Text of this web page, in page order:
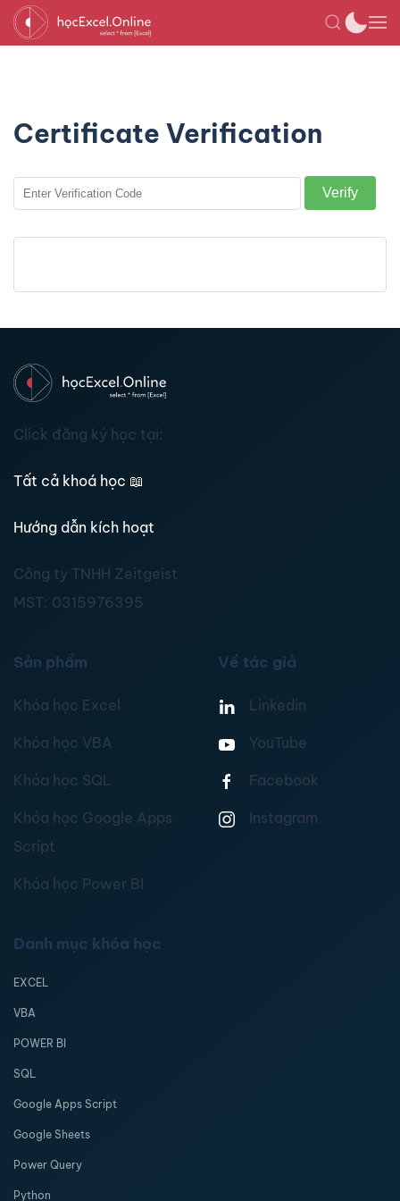
Certificate Verification
Verify
Click đăng ký học tại:
Tất cả khoá học 📖
Hướng dẫn kích hoạt
Công ty TNHH Zeitgeist
MST: 0315976395
Sản phẩm
Khóa học Excel
Khóa học VBA
Khóa học SQL
Khóa học Google Apps
Script
Khóa học Power BI
Về tác giả
Linkedin
YouTube
Facebook
Instagram
Danh mục khóa học
EXCEL
VBA
POWER BI
SQL
Google Apps Script
Google Sheets
Power Query
Python